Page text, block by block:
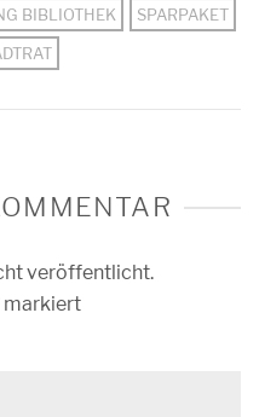
BIBLIOTHEK
SPARPAKET
veröffentlicht.
markiert